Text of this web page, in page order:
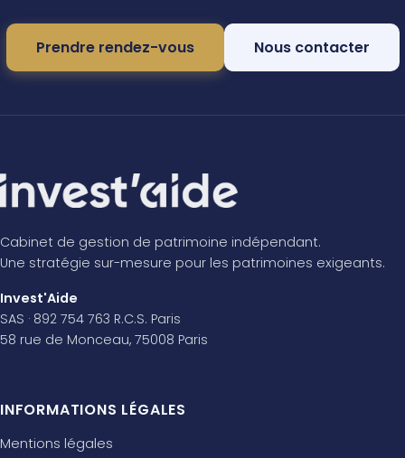
Prendre rendez-vous Nous contacter
Cabinet de gestion de patrimoine indépendant.
Une stratégie sur-mesure pour les patrimoines exigeants.
Invest'Aide
SAS · 892 754 763 R.C.S. Paris
58 rue de Monceau, 75008 Paris
INFORMATIONS LÉGALES
Mentions légales